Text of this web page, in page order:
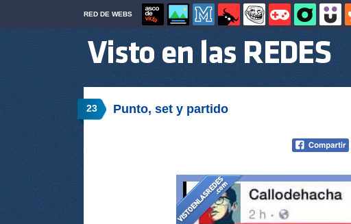
RED DE WEBS
23 Punto, set y partido